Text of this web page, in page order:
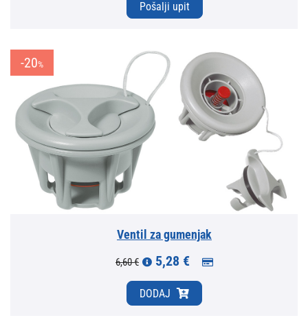
Pošalji upit
-20%
Ventil za gumenjak
6,60 € 5,28 €
DODAJ